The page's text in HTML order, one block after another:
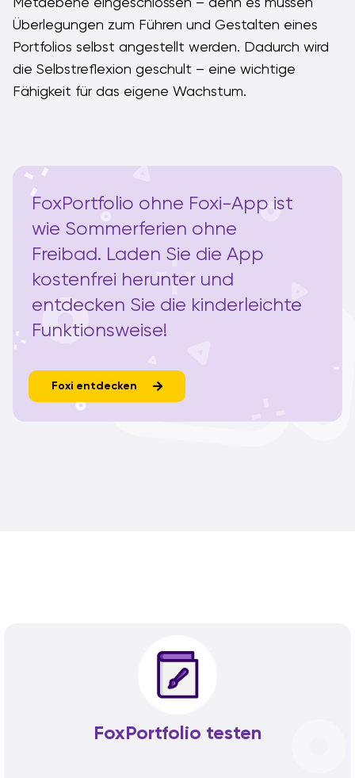
Überlegungen zum Führen und Gestalten eines
Portfolios selbst angestellt werden. Dadurch wird
die Selbstreflexion geschult – eine wichtige
Fähigkeit für das eigene Wachstum.
FoxPortfolio ohne Foxi-App ist
wie Sommerferien ohne
Freibad. Laden Sie die App
kostenfrei herunter und
entdecken Sie die kinderleichte
Funktionsweise!
Foxi entdecken
FoxPortfolio testen